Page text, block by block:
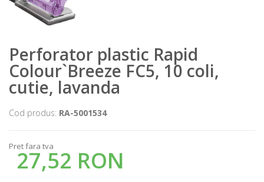
Perforator plastic Rapid
Colour`Breeze FC5, 10 coli,
cutie, lavanda
Cod produs: RA-5001534
Pret fara tva
27,52 RON